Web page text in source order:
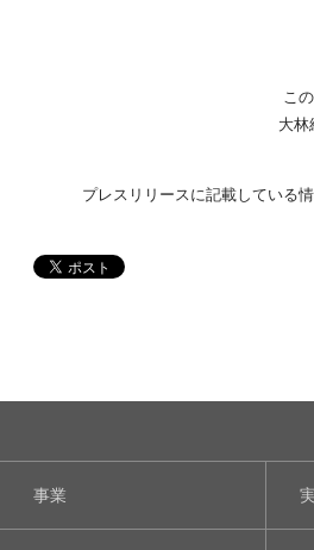
こ
大
プレスリリースに記載している
事業